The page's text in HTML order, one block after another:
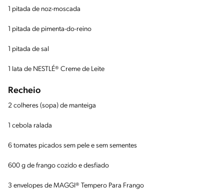
1 pitada de noz-moscada
1 pitada de pimenta-do-reino
1 pitada de sal
1 lata de NESTLÉ® Creme de Leite
Recheio
2 colheres (sopa) de manteiga
1 cebola ralada
6 tomates picados sem pele e sem sementes
600 g de frango cozido e desfiado
3 envelopes de MAGGI® Tempero Para Frango